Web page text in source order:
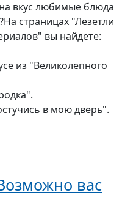
вкус любимые блюда
страницах "Лезетли
вы найдете:
из "Великолепного
в мою дверь".
вас